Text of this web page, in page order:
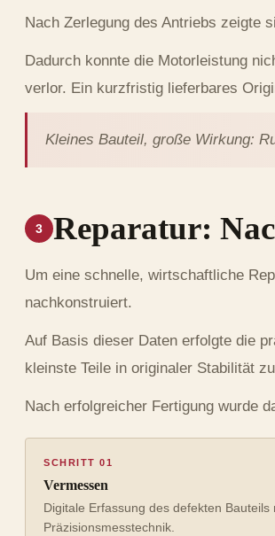
Nach Zerlegung des Antriebs zeigte
Dadurch konnte die Motorleistung
verlor. Ein kurzfristig lieferbares
Kleines Bauteil, große Wirkung:
3 Reparatur:
Um eine schnelle, wirtschaftliche
nachkonstruiert.
Auf Basis dieser Daten erfolgte die
kleinste Teile in originaler Stabilität
Nach erfolgreicher Fertigung wurde
SCHRITT 01
Vermessen
Digitale Erfassung des defekten Bauteils
Präzisionsmesstechnik.